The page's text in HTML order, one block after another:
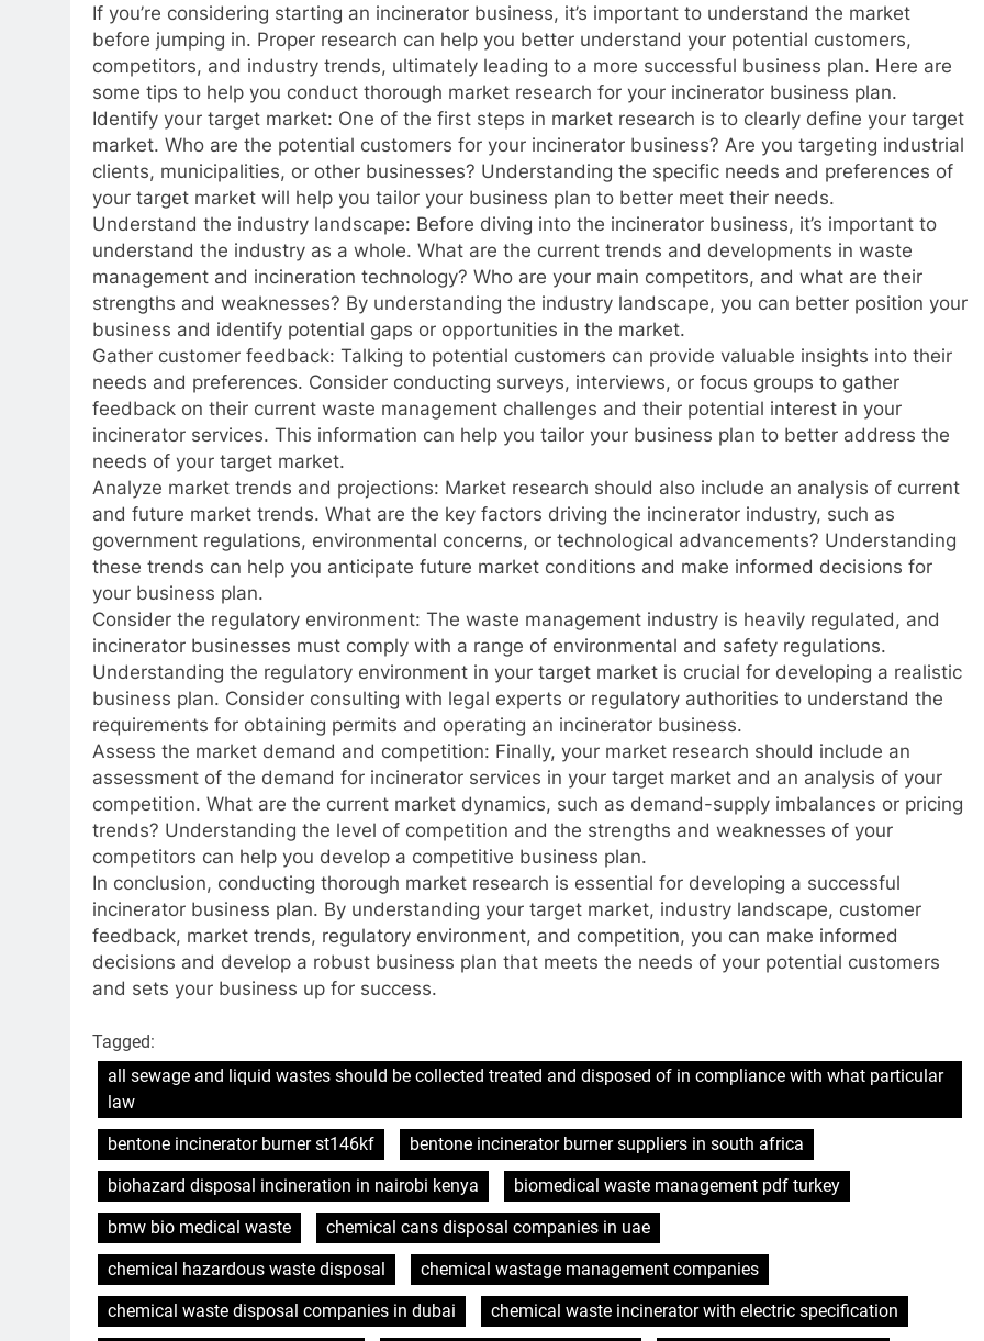
If you’re considering starting an incinerator business, it’s important to understand the market
before jumping in. Proper research can help you better understand your potential customers,
competitors, and industry trends, ultimately leading to a more successful business plan. Here are
some tips to help you conduct thorough market research for your incinerator business plan.
Identify your target market: One of the first steps in market research is to clearly define your target
market. Who are the potential customers for your incinerator business? Are you targeting industrial
clients, municipalities, or other businesses? Understanding the specific needs and preferences of
your target market will help you tailor your business plan to better meet their needs.
Understand the industry landscape: Before diving into the incinerator business, it’s important to
understand the industry as a whole. What are the current trends and developments in waste
management and incineration technology? Who are your main competitors, and what are their
strengths and weaknesses? By understanding the industry landscape, you can better position your
business and identify potential gaps or opportunities in the market.
Gather customer feedback: Talking to potential customers can provide valuable insights into their
needs and preferences. Consider conducting surveys, interviews, or focus groups to gather
feedback on their current waste management challenges and their potential interest in your
incinerator services. This information can help you tailor your business plan to better address the
needs of your target market.
Analyze market trends and projections: Market research should also include an analysis of current
and future market trends. What are the key factors driving the incinerator industry, such as
government regulations, environmental concerns, or technological advancements? Understanding
these trends can help you anticipate future market conditions and make informed decisions for
your business plan.
Consider the regulatory environment: The waste management industry is heavily regulated, and
incinerator businesses must comply with a range of environmental and safety regulations.
Understanding the regulatory environment in your target market is crucial for developing a realistic
business plan. Consider consulting with legal experts or regulatory authorities to understand the
requirements for obtaining permits and operating an incinerator business.
Assess the market demand and competition: Finally, your market research should include an
assessment of the demand for incinerator services in your target market and an analysis of your
competition. What are the current market dynamics, such as demand-supply imbalances or pricing
trends? Understanding the level of competition and the strengths and weaknesses of your
competitors can help you develop a competitive business plan.
In conclusion, conducting thorough market research is essential for developing a successful
incinerator business plan. By understanding your target market, industry landscape, customer
feedback, market trends, regulatory environment, and competition, you can make informed
decisions and develop a robust business plan that meets the needs of your potential customers
and sets your business up for success.
Tagged:
all sewage and liquid wastes should be collected treated and disposed of in compliance with what particular
law
bentone incinerator burner st146kf
bentone incinerator burner suppliers in south africa
biohazard disposal incineration in nairobi kenya
biomedical waste management pdf turkey
bmw bio medical waste
chemical cans disposal companies in uae
chemical hazardous waste disposal
chemical wastage management companies
chemical waste disposal companies in dubai
chemical waste incinerator with electric specification